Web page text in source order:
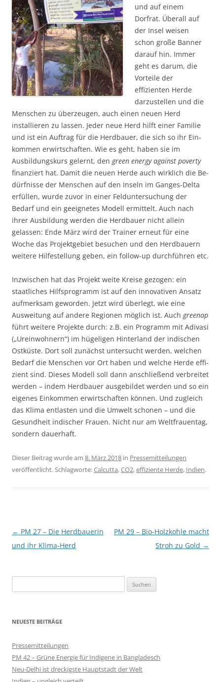
und auf einem
Dorfrat. Überall auf
der Insel weisen
schon große Banner
darauf hin. Immer
geht es darum, die
Vorteile der
effizienten Herde
darzustellen und die
Menschen zu überzeugen, auch einen neuen Herd
installieren zu lassen. Jeder neue Herd hilft einer Familie
und ist ein Auftrag für die Herd­bauer, die sich so ihr Ein­
kommen erwirtschaften. Wie es geht, haben sie im
Ausbildungskurs gelernt, den green energy against poverty
finanziert hat. Damit die neuen Herde auch wirk­lich die Be­
dürf­nisse der Menschen auf den Inseln im Ganges-Delta
er­füll­en, wurde zuvor in einer Felduntersuchung der
Bedarf und ein geeignetes Modell ermitt­elt. Auch nach
ihrer Ausbildung werden die Herdbauer nicht allein
gelassen: Ende März wird der Trainer erneut für eine
Woche das Projektgebiet besuchen und den Herdbauern
weitere Hilfestellung geben, ein follow-up durchführen etc.
Inzwischen hat das Projekt weite Kreise gezogen: ein
staatliches Hilfspro­gramm ist auf den innovativen Ansatz
aufmerksam geworden. Jetzt wird über­legt, wie eine
Ausweitung auf andere Regionen möglich ist. Auch greenap
führt weitere Projekte durch: z.B. ein Programm mit Adivasi
(„Ureinwohnern“) im hügeligen Hinterland der indischen
Ostküste. Dort soll zunächst untersucht werden, welchen
Bedarf die Menschen vor Ort haben und welche Herde effi­
zient sind. Dieses Modell soll dann anschließend verbreitet
werden – indem Herdbauer ausgebildet werden und so ein
eigenes Einkommen erwirt­schaften können. Und zugleich
das Klima entlasten und die Umwelt schonen – und die
Gesundheit indischer Frauen. Nicht nur am Weltfrauentag,
sondern dauerhaft.
Dieser Beitrag wurde am 8. März 2018 in Pressemitteilungen
veröffentlicht. Schlagworte:Calcutta,CO2,effiziente Herde, Indien.
Beitragsnavigation
← PM 27 – Die Herdbauerin
und ihr Klima-Herd
PM 29 – Bio-Holzkohle macht
Stroh zu Gold →
nach:
NEUESTE BEITRÄGE
Pressemitteilungen
PM 42 – Grüne Energie für Indigene in Bangladesch
Neu-Delhi ist dreckigste Hauptstadt der Welt